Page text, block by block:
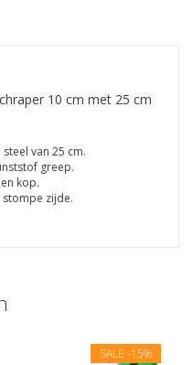
10 cm met 25 cm
van 25 cm.
greep.
kop.
stompe zijde.
SALE -15%